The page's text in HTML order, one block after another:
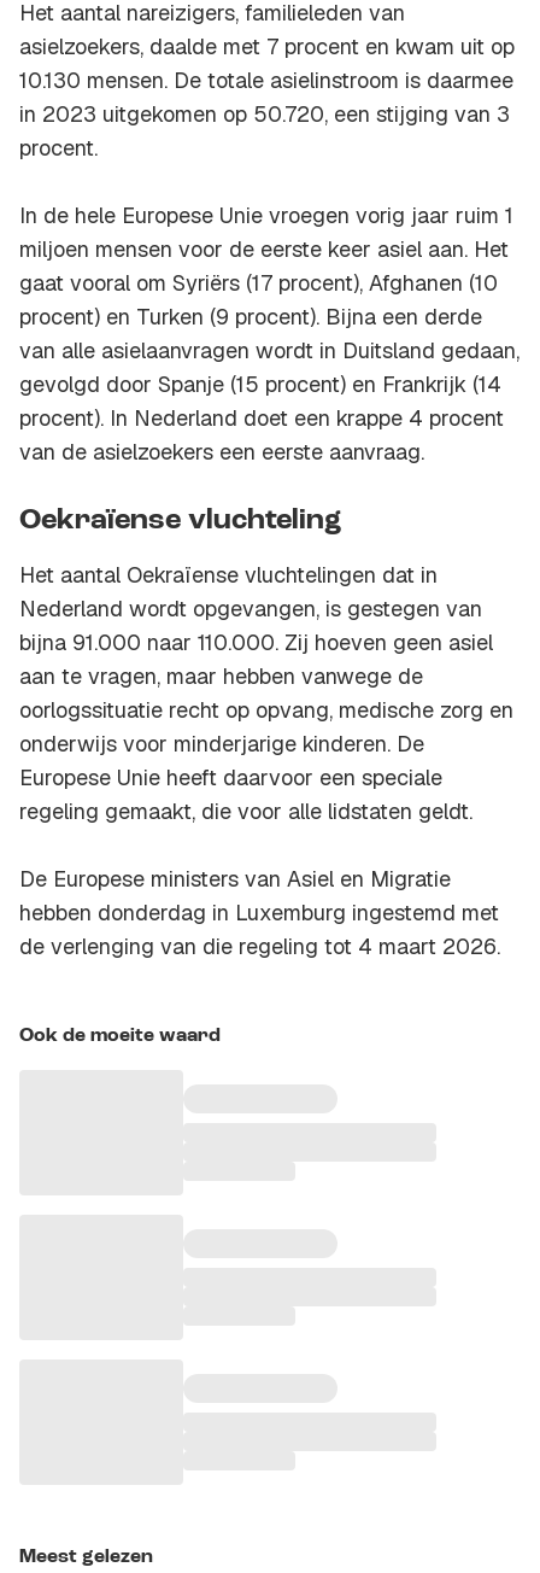
Het aantal nareizigers, familieleden van
asielzoekers, daalde met 7 procent en kwam uit op
10.130 mensen. De totale asielinstroom is daarmee
in 2023 uitgekomen op 50.720, een stijging van 3
procent.
In de hele Europese Unie vroegen vorig jaar ruim 1
miljoen mensen voor de eerste keer asiel aan. Het
gaat vooral om Syriërs (17 procent), Afghanen (10
procent) en Turken (9 procent). Bijna een derde
van alle asielaanvragen wordt in Duitsland gedaan,
gevolgd door Spanje (15 procent) en Frankrijk (14
procent). In Nederland doet een krappe 4 procent
van de asielzoekers een eerste aanvraag.
Oekraïense vluchteling
Het aantal Oekraïense vluchtelingen dat in
Nederland wordt opgevangen, is gestegen van
bijna 91.000 naar 110.000. Zij hoeven geen asiel
aan te vragen, maar hebben vanwege de
oorlogssituatie recht op opvang, medische zorg en
onderwijs voor minderjarige kinderen. De
Europese Unie heeft daarvoor een speciale
regeling gemaakt, die voor alle lidstaten geldt.
De Europese ministers van Asiel en Migratie
hebben donderdag in Luxemburg ingestemd met
de verlenging van die regeling tot 4 maart 2026.
Ook de moeite waard
Meest gelezen